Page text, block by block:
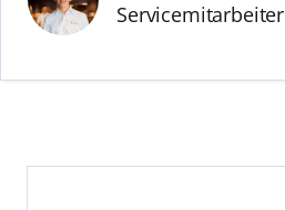
Servicemitarbeiter